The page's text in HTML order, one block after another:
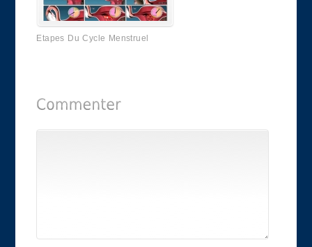
Etapes Du Cycle Menstruel